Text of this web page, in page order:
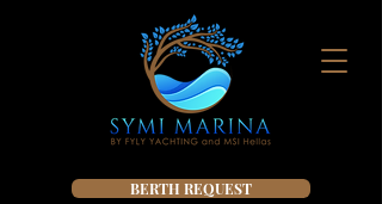
BERTH REQUEST